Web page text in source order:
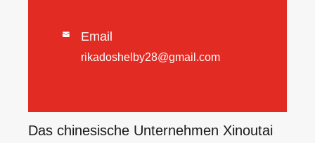
 Email
rikadoshelby28@gmail.com
Das chinesische Unternehmen Xinoutai